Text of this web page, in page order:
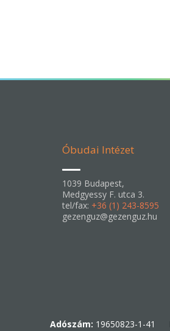
Óbudai Intézet
1039 Budapest,
Medgyessy F. utca 3.
tel/fax: +36 (1) 243-8595
gezenguz@gezenguz.hu
Adószám: 19650823-1-41